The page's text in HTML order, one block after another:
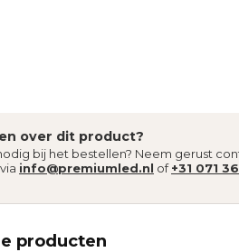
over dit product?
bij het bestellen? Neem gerust
info@premiumled.nl of+31 071
producten